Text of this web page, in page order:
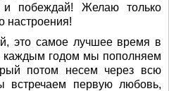
и побеждай! Желаю только
настроения!
это самое лучшее время в
каждым годом мы пополняем
потом несем через всю
первую любовь,